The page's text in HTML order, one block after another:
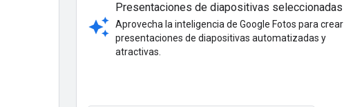
auto_awesome
Presentaciones de diapositivas seleccionadas
Aprovecha la inteligencia de Google Fotos para crear
presentaciones de diapositivas automatizadas y
atractivas.